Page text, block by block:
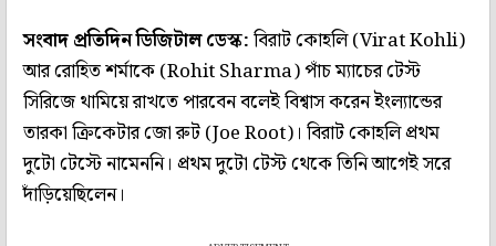
সংবাদ প্রতিদিন ডিজিটাল ডেস্ক:বিরাট কোহলি (Virat Kohli)
আর রোহিত শর্মাকে (Rohit Sharma) পাঁচ ম্যাচের টেস্ট
সিরিজে থামিয়ে রাখতে পারবেন বলেই বিশ্বাস করেন ইংল্যান্ডের
তারকা ক্রিকেটার জো রুট (Joe Root)। বিরাট কোহলি প্রথম
দুটো টেস্টে নামেননি। প্রথম দুটো টেস্ট থেকে তিনি আগেই সরে
দাঁড়িয়েছিলেন।